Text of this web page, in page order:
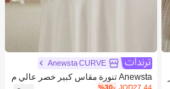
Anewsta CURVE
Anewsta تنورة مقاس كبير خصر عالي م
طاطية بتصميم قطع أنيق مع تطريز ورقع
JOD27.44
%30-